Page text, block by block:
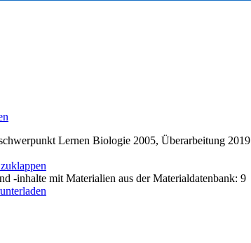
Lernen Biologie 2005, Überarbeitung 2019
-inhalte mit Materialien aus der Materialdatenbank: 9